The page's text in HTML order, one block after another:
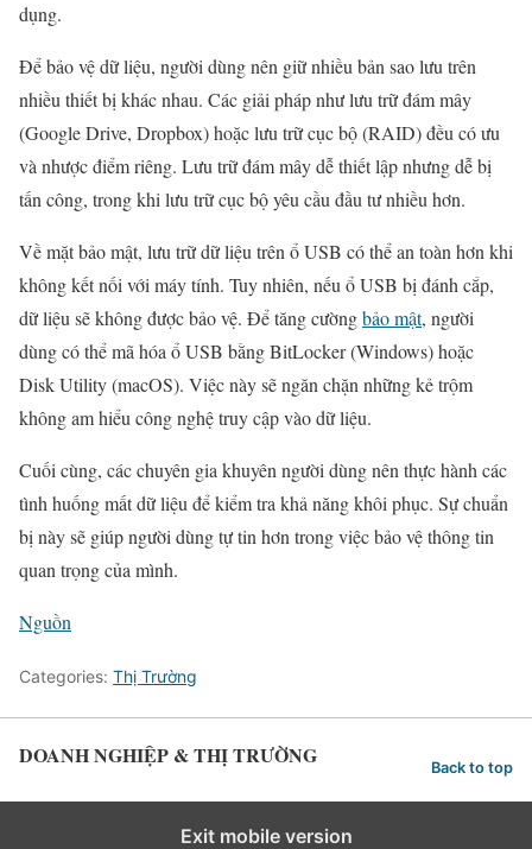
dụng.
Để bảo vệ dữ liệu, người dùng nên giữ nhiều bản sao lưu trên
nhiều thiết bị khác nhau. Các giải pháp như lưu trữ đám mây
(Google Drive, Dropbox) hoặc lưu trữ cục bộ (RAID) đều có ưu
và nhược điểm riêng. Lưu trữ đám mây dễ thiết lập nhưng dễ bị
tấn công, trong khi lưu trữ cục bộ yêu cầu đầu tư nhiều hơn.
Về mặt bảo mật, lưu trữ dữ liệu trên ổ USB có thể an toàn hơn khi
không kết nối với máy tính. Tuy nhiên, nếu ổ USB bị đánh cắp,
dữ liệu sẽ không được bảo vệ. Để tăng cườngbảo mật, người
dùng có thể mã hóa ổ USB bằng BitLocker (Windows) hoặc
Disk Utility (macOS). Việc này sẽ ngăn chặn những kẻ trộm
không am hiểu công nghệ truy cập vào dữ liệu.
Cuối cùng, các chuyên gia khuyên người dùng nên thực hành các
tình huống mất dữ liệu để kiểm tra khả năng khôi phục. Sự chuẩn
bị này sẽ giúp người dùng tự tin hơn trong việc bảo vệ thông tin
quan trọng của mình.
Nguồn
Categories: Thị Trường
DOANH NGHIỆP & THỊ TRƯỜNG Back to top
Exit mobile version